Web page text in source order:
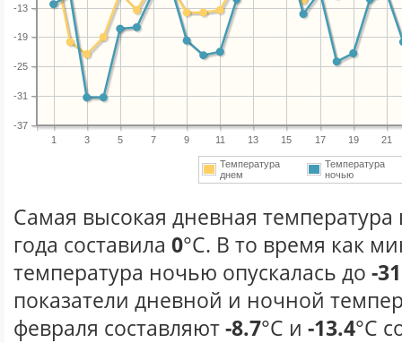
1 3 5 7 9 11 13 15 17 19 21
-37
-31
-25
-19
-13
Температура
днем
Температура
ночью
Самая высокая дневная температура
года составила 0°С. В то время как
температура ночью опускалась до -31
показатели дневной и ночной
февраля составляют-8.7°С и -13.4°С